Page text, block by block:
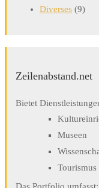
Diverses (9)
Zeilenabstand.net
Bietet
Museen
Tourismus